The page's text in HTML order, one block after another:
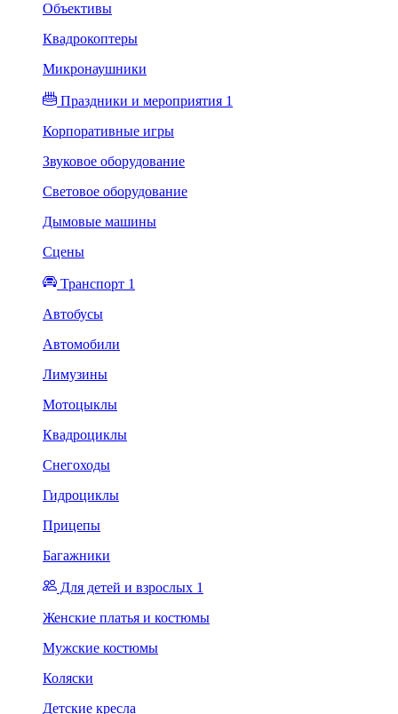
Объективы
Квадрокоптеры
Микронаушники
Праздники и мероприятия 1
Корпоративные игры
Звуковое оборудование
Световое оборудование
Дымовые машины
Сцены
Транспорт 1
Автобусы
Автомобили
Лимузины
Мотоцыклы
Квадроциклы
Снегоходы
Гидроциклы
Прицепы
Багажники
Для детей и взрослых 1
Женские платья и костюмы
Мужские костюмы
Коляски
Детские кресла